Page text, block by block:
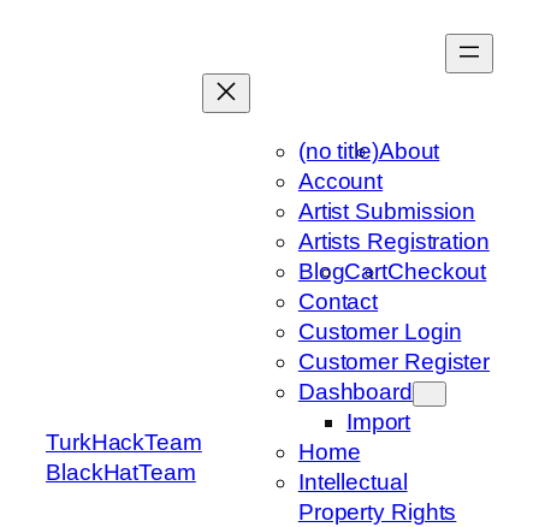
TurkHackTeam
BlackHatTeam
(no title)About
Account
Artist Submission
Artists Registration
BlogCartCheckout
Contact
Customer Login
Customer Register
Dashboard
Import
Home
Intellectual
Property Rights